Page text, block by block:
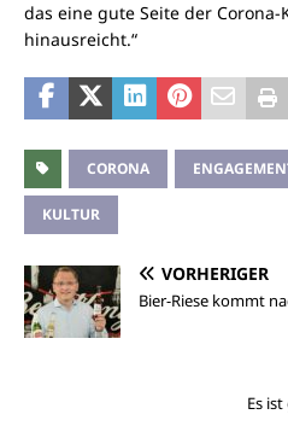
das eine gute Seite der
hinausreicht.“
CORONA
KULTUR
VORHERIGER
Bier-Riese kommt
Es ist